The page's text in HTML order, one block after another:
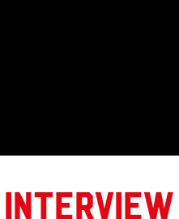
Interview